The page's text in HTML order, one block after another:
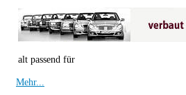
alt passend für
Mehr...